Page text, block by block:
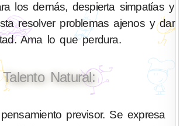
los demás, despierta simpatías y
resolver problemas ajenos y dar
Ama lo que perdura.
Talento Natural:
previsor. Se expresa